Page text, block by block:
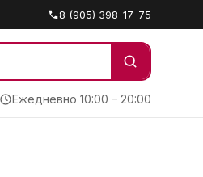
8 (905) 398-17-75
Ежедневно 10:00 – 20:00